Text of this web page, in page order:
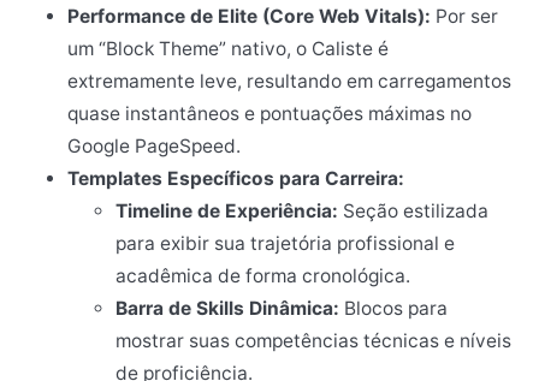
Performance de Elite (Core Web Vitals): Por ser
um “Block Theme” nativo, o Caliste é
extremamente leve, resultando em carregamentos
quase instantâneos e pontuações máximas no
Google PageSpeed.
Templates Específicos para Carreira:
Timeline de Experiência: Seção estilizada
para exibir sua trajetória profissional e
acadêmica de forma cronológica.
Barra de Skills Dinâmica: Blocos para
mostrar suas competências técnicas e níveis
de proficiência.